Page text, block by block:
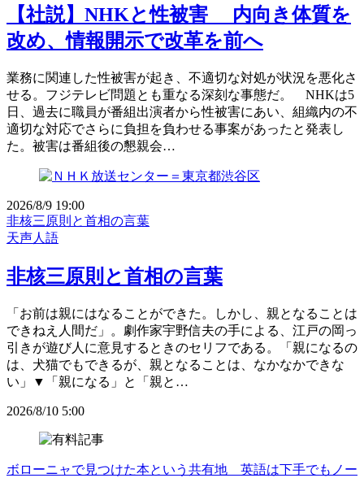
【社説】NHKと性被害 内向き体質を
改め、情報開示で改革を前へ
業務に関連した性被害が起き、不適切な対処が状況を悪化さ
せる。フジテレビ問題とも重なる深刻な事態だ。 NHKは5
日、過去に職員が番組出演者から性被害にあい、組織内の不
適切な対応でさらに負担を負わせる事案があったと発表し
た。被害は番組後の懇親会…
2026/8/9 19:00
非核三原則と首相の言葉
天声人語
非核三原則と首相の言葉
「お前は親にはなることができた。しかし、親となることは
できねえ人間だ」。劇作家宇野信夫の手による、江戸の岡っ
引きが遊び人に意見するときのセリフである。「親になるの
は、犬猫でもできるが、親となることは、なかなかできな
い」▼「親になる」と「親と…
2026/8/10 5:00
ボローニャで見つけた本という共有地 英語は下手でもノー